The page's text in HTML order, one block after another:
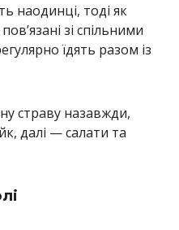
наодинці, тоді як
зі спільними
їдять разом із
страву назавжди,
далі — салати та